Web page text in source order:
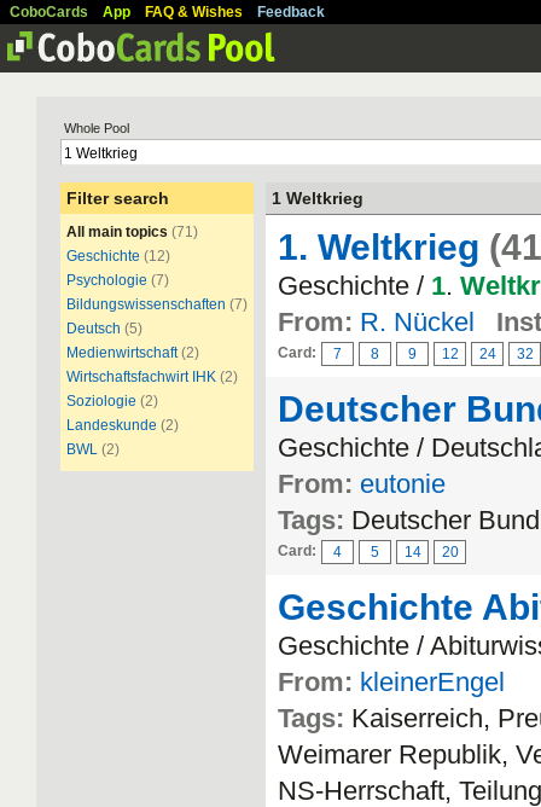
CoboCards App FAQ & Wishes Feedback
Whole Pool
Filter search
All main topics (71)
Geschichte (12)
Psychologie (7)
Bildungswissenschaften (7)
Deutsch (5)
Medienwirtschaft (2)
Wirtschaftsfachwirt IHK (2)
Soziologie (2)
Landeskunde (2)
BWL (2)
1 Weltkrieg
1. Weltkrieg
Geschichte / 1.
From: R. Nückel
Card: 7 8 9 12 24 32
Deutscher
Geschichte /
From: eutonie
Tags: Deutscher
Card: 4 5 14 20
Geschichte
Geschichte /
From: kleinerEngel
Tags: Kaiserreich,
Weimarer Republik,
NS-Herrschaft,